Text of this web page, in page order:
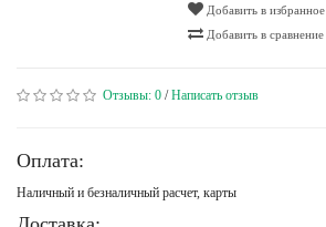
Добавить в избранное
Добавить в сравнение
Отзывы: 0 /Написать отзыв
Оплата:
Наличный и безналичный расчет, карты